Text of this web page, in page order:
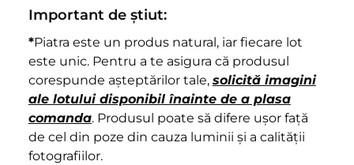
Important de știut:
*Piatra este un produs natural, iar fiecare lot
este unic. Pentru a te asigura că produsul
corespunde așteptărilor tale, solicită imagini
ale lotului disponibil înainte de a plasa
comanda. Produsul poate să difere ușor față
de cel din poze din cauza luminii și a calității
fotografiilor.